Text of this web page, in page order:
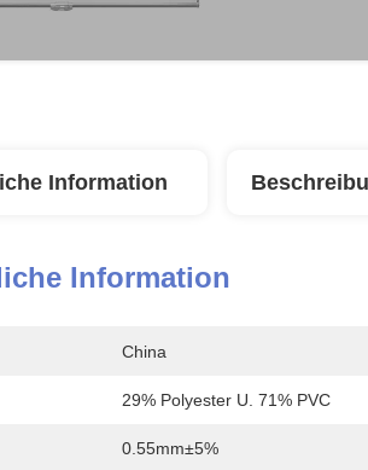
Information
Information
China
29% Polyester U. 71% PVC
0.55mm±5%